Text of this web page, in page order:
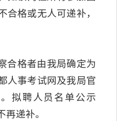
合格或无人可递补，
合格者由我局确定为
人事考试网及我局官
拟聘人员名单公示
递补。